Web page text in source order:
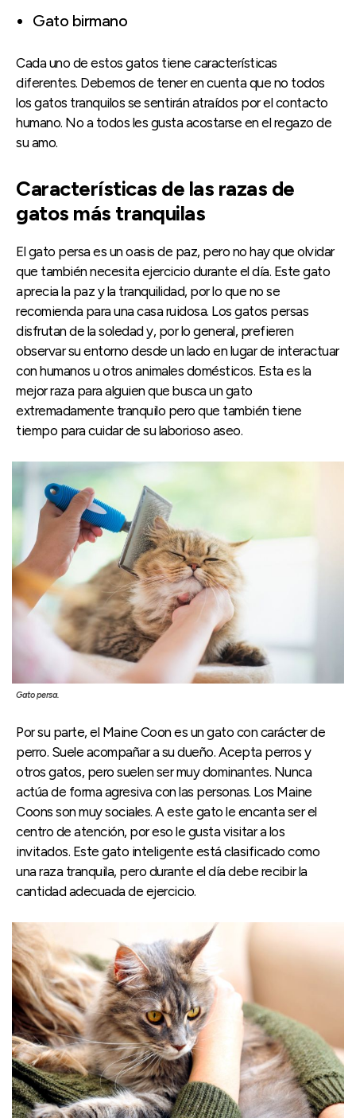
Gato birmano
Cada uno de estos gatos tiene características
diferentes. Debemos de tener en cuenta que no todos
los gatos tranquilos se sentirán atraídos por el contacto
humano. No a todos les gusta acostarse en el regazo de
su amo.
Características de las razas de
gatos más tranquilas
El gato persa es un oasis de paz, pero no hay que olvidar
que también necesita ejercicio durante el día. Este gato
aprecia la paz y la tranquilidad, por lo que no se
recomienda para una casa ruidosa. Los gatos persas
disfrutan de la soledad y, por lo general, prefieren
observar su entorno desde un lado en lugar de interactuar
con humanos u otros animales domésticos. Esta es la
mejor raza para alguien que busca un gato
extremadamente tranquilo pero que también tiene
tiempo para cuidar de su laborioso aseo.
Gato persa.
Por su parte, el Maine Coon es un gato con carácter de
perro. Suele acompañar a su dueño. Acepta perros y
otros gatos, pero suelen ser muy dominantes. Nunca
actúa de forma agresiva con las personas. Los Maine
Coons son muy sociales. A este gato le encanta ser el
centro de atención, por eso le gusta visitar a los
invitados. Este gato inteligente está clasificado como
una raza tranquila, pero durante el día debe recibir la
cantidad adecuada de ejercicio.